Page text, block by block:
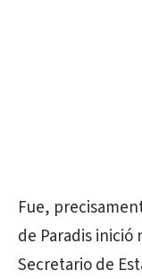
Fue,
de Paradis
Secretario de